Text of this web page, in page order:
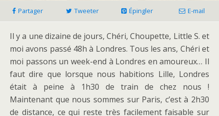
Partager Tweeter Épingler E-mail
Il y a une dizaine de jours, Chéri, Choupette, Little S. et
moi avons passé 48h à Londres. Tous les ans, Chéri et
moi passons un week-end à Londres en amoureux… Il
faut dire que lorsque nous habitions Lille, Londres
était à peine à 1h30 de train de chez nous !
Maintenant que nous sommes sur Paris, c’est à 2h30
de distance, ce qui reste très facilement faisable sur